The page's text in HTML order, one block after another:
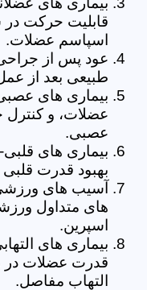
قابلیت حرکت در
اسپاسم عضلات.
عود پس از
طبیعی بعد از
بیماری های
عضلات، و کنترل
عصبی.
بیماری های
بهبود قدرت
آسیب های
های متداول
اسپرین.
بیماری های
قدرت عضلات در
التهاب مفاصل.